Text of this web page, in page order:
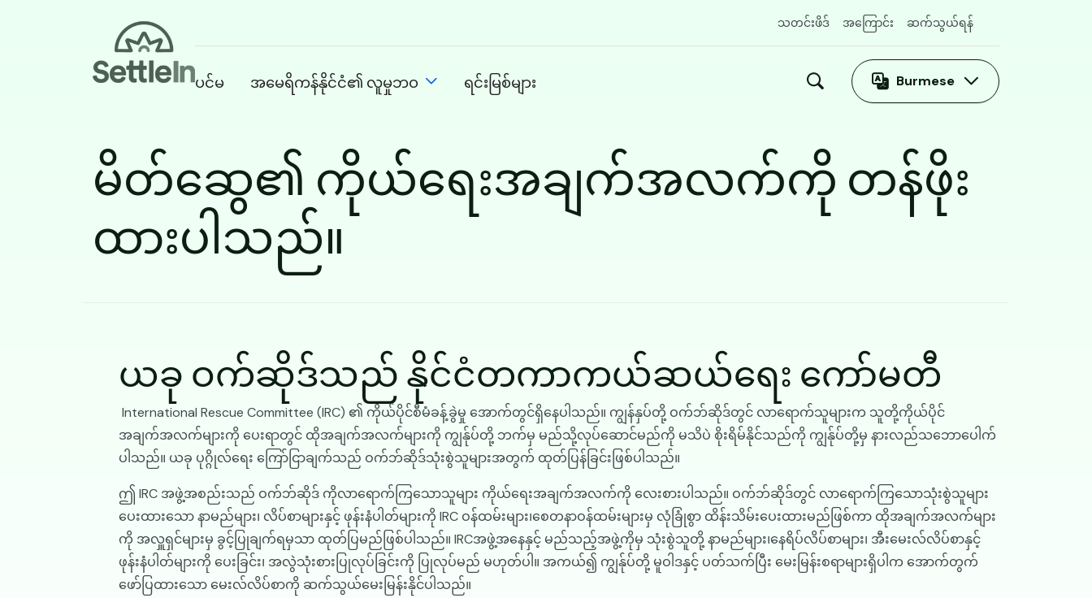
Skip to main content
သတင်းဖိဒ် အကြောင်း ဆက်သွယ်ရန်
ပင်မ အမေရိကန်နိုင်ငံ၏ လူမှုဘဝ ရင်းမြစ်များ Burmese
မိတ်ဆွေ၏ ကိုယ်ရေးအချက်အလက်ကို တန်ဖိုး
ထားပါသည်။
ယခု ဝက်ဆိုဒ်သည် နိုင်ငံတကာကယ်ဆယ်ရေး ကော်မတီ
International Rescue Committee (IRC) ၏ ကိုယ်ပိုင်စီမံခန့်ခွဲမှု အောက်တွင်ရှိနေပါသည်။ ကျွန်နှပ်တို့ ဝက်ဘ်ဆိုဒ်တွင် လာရောက်သူများက သူတို့ကိုယ်ပိုင်
အချက်အလက်များကို ပေးရာတွင် ထိုအချက်အလက်များကို ကျွန်ုပ်တို့ ဘက်မှ မည်သို့လုပ်ဆောင်မည်ကို မသိပဲ စိုးရိမ်နိုင်သည်ကို ကျွန်ုပ်တို့မှ နားလည်သဘောပေါက်
ပါသည်။ ယခု ပုဂ္ဂိုလ်ရေး ကြော်ငြာချက်သည် ဝက်ဘ်ဆိုဒ်သုံးစွဲသူများအတွက် ထုတ်ပြန်ခြင်းဖြစ်ပါသည်။
ဤ IRC အဖွဲ့အစည်းသည် ဝက်ဘ်ဆိုဒ် ကိုလာရောက်ကြသောသူများ ကိုယ်ရေးအချက်အလက်ကို လေးစားပါသည်။ ဝက်ဘ်ဆိုဒ်တွင် လာရောက်ကြသောသုံးစွဲသူများ
ပေးထားသော နာမည်များ၊ လိပ်စာများနှင့် ဖုန်းနံပါတ်များကို IRC ဝန်ထမ်းများ၊စေတနာဝန်ထမ်းများမှ လုံခြုံစွာ ထိန်းသိမ်းပေးထားမည်ဖြစ်ကာ ထိုအချက်အလက်များ
ကို အလှူရှင်များမှ ခွင့်ပြုချက်ရမှသာ ထုတ်ပြမည်ဖြစ်ပါသည်။ IRCအဖွဲ့အနေနှင့် မည်သည့်အဖွဲ့ကိုမှ သုံးစွဲသူတို့ နာမည်များ၊နေရိပ်လိပ်စာများ၊ အီးမေးလ်လိပ်စာနှင့်
ဖုန်းနံပါတ်များကို ပေးခြင်း၊ အလွဲသုံးစားပြုလုပ်ခြင်းကို ပြုလုပ်မည် မဟုတ်ပါ။ အကယ်၍ ကျွန်ုပ်တို့ မူဝါဒနှင့် ပတ်သက်ပြီး မေးမြန်းစရာများရှိပါက အောက်တွက်
ဖော်ပြထားသော မေးလ်လိပ်စာကို ဆက်သွယ်မေးမြန်းနိုင်ပါသည်။